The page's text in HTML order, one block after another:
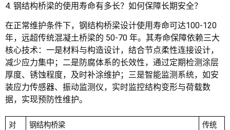
4. 钢结构桥梁的使用寿命有多长？如何保障长期安全？
在正常维护条件下，钢结构桥梁设计使用寿命可达100-120
年，远超传统混凝土桥梁的 50-70 年。其寿命保障依赖三大
核心技术：一是材料与构造设计，结合节点柔性连接设计，
减少应力集中；二是防腐体系的长效性，通过定期检测涂层
厚度、锈蚀程度，及时补涂维护；三是智能监测系统，如安
装应力传感器、振动监测仪，实时监控结构变形与荷载数
据，实现预防性维护。
对
钢结构桥梁
传统